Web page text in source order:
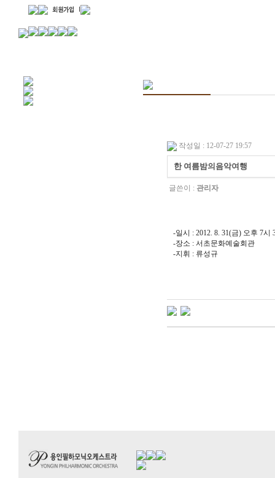
작성일 : 12-07-27 19:57
한 여름밤의음악여행
글쓴이 : 관리자
-일시 : 2012. 8. 31(금) 오후 7시
-장소 : 서초문화예술회관
-지휘 : 류성규